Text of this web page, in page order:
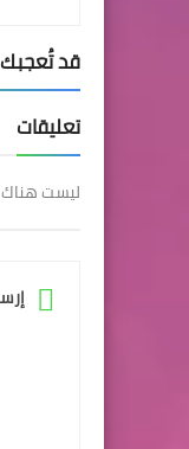
قد
تعليقات
ليست هناك